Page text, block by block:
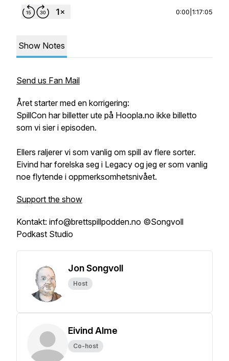
0:00 1:17:05
Show Notes
Send us Fan Mail
Året starter med en korrigering:
SpillCon har billetter ute på Hoopla.no ikke billetto
som vi sier i episoden.
Ellers raljerer vi som vanlig om spill av flere sorter.
Eivind har forelska seg i Legacy og jeg er som vanlig
noe flytende i oppmerksomhetsnivået.
Support the show
Kontakt: info@brettspillpodden.no ©Songvoll
Podkast Studio
Jon Songvoll
Host
Eivind Alme
Co-host